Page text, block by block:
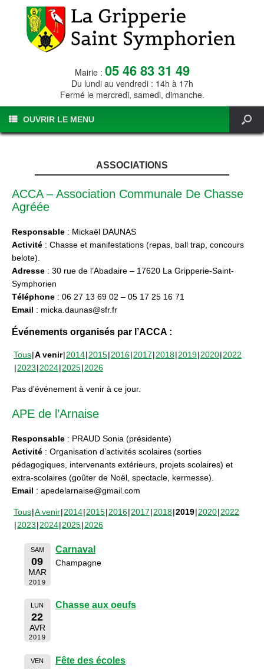
Mairie : 05 46 83 31 49
Du lundi au vendredi : 14h à 17h
Fermé le mercredi, samedi, dimanche.
OUVRIR LE MENU
ASSOCIATIONS
ACCA – Association Communale De Chasse
Agréée
Responsable : Mickaël DAUNAS
Activité : Chasse et manifestations (repas, ball trap, concours
belote).
Adresse : 30 rue de l’Abadaire – 17620 La Gripperie-Saint-
Symphorien
Téléphone : 06 27 13 69 02 – 05 17 25 16 71
Email : micka.daunas@sfr.fr
Événements organisés par l’ACCA :
Tous A venir 2014 2015 2016 2017 2018 2019 2020 2022
2023 2024 2025 2026
Pas d'événement à venir à ce jour.
APE de l’Arnaise
Responsable : PRAUD Sonia (présidente)
Activité : Organisation d’activités scolaires (sorties
pédagogiques, intervenants extérieurs, projets scolaires) et
extra-scolaires (goûter de Noël, spectacle, kermesse).
Email : apedelarnaise@gmail.com
Tous A venir 2014 2015 2016 2017 2018 2019 2020 2022
2023 2024 2025 2026
SAM
09
MAR
2019
Carnaval
Champagne
LUN
22
AVR
2019
Chasse aux oeufs
VEN Fête des écoles